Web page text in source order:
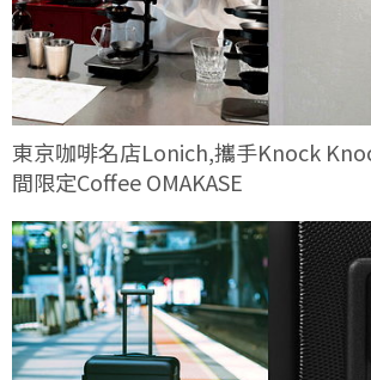
東京咖啡名店Lonich,攜手Knock
間限定Coffee OMAKASE